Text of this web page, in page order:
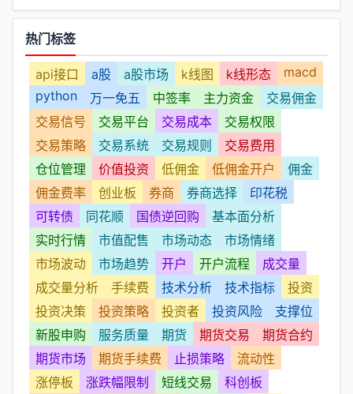
热门标签
api接口 a股 a股市场 k线图 k线形态
macd
python
万一免五 中签率 主力资金
交易佣金
交易信号
交易平台 交易成本
交易权限
交易策略
交易系统 交易规则
交易费用
仓位管理
价值投资 低佣金 低佣金开户
佣金
佣金费率
创业板 券商 券商选择
印花税
可转债
同花顺 国债逆回购
基本面分析
实时行情
市值配售 市场动态
市场情绪
市场波动
市场趋势 开户 开户流程
成交量
成交量分析
手续费 技术分析 技术指标
投资
投资决策
投资策略 投资者 投资风险
支撑位
新股申购
服务质量 期货 期货交易
期货合约
期货市场
期货手续费 止损策略
流动性
涨停板
涨跌幅限制 短线交易
科创板